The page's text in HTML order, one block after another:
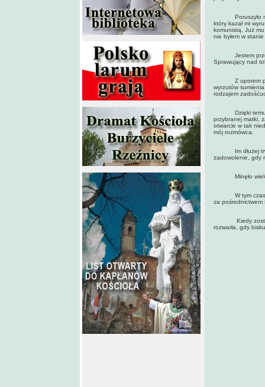
Poruszyło mnie
który kazał mi
komunistą. Już
nie byłem w
Jestem
Sprawujący nad
Z uporem
wyrzutów
rodzajem
Dzięki temu
przybranej matki,
otwarcie w tak
mój rozmówca.
Im dłużej
zadowolenie, gdy
Minęło wiele
W tym czasie
za pośrednictwem
Kiedy zostałem
rozwarła, gdy